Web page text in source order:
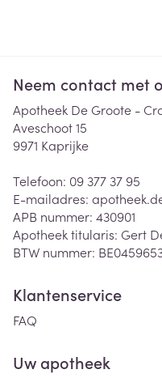
Neem contact met
Apotheek De Groote -
Aveschoot 15
9971 Kaprijke
Telefoon: 09 377 37 95
E-mailadres:
APB nummer: 430901
Apotheek titularis: Gert
BTW nummer:
Klantenservice
FAQ
Uw apotheek